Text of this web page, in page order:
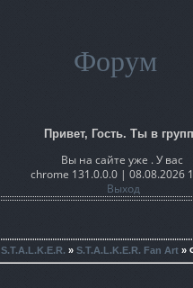
Форум
Привет, Гость. Ты в
Вы на сайте уже . У вас
chrome 131.0.0.0 | 08.08.2026
Выход
S.T.A.L.K.E.R. » S.T.A.L.K.E.R. Fan Art »